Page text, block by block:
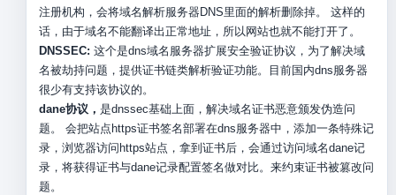
注册机构，会将域名解析服务器DNS里面的解析删除掉。 这样的
话，由于域名不能翻译出正常地址，所以网站也就不能打开了。
DNSSEC: 这个是dns域名服务器扩展安全验证协议，为了解决域
名被劫持问题，提供证书链类解析验证功能。目前国内dns服务器
很少有支持该协议的。
dane协议， 是dnssec基础上面，解决域名证书恶意颁发伪造问
题。 会把站点https证书签名部署在dns服务器中，添加一条特殊记
录，浏览器访问https站点，拿到证书后，会通过访问域名dane记
录，将获得证书与dane记录配置签名做对比。来约束证书被篡改问
题。